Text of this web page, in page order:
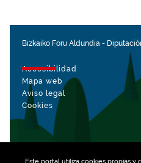
Bizkaiko Foru Aldundia -
Accesibilidad
Mapa web
Aviso legal
Cookies